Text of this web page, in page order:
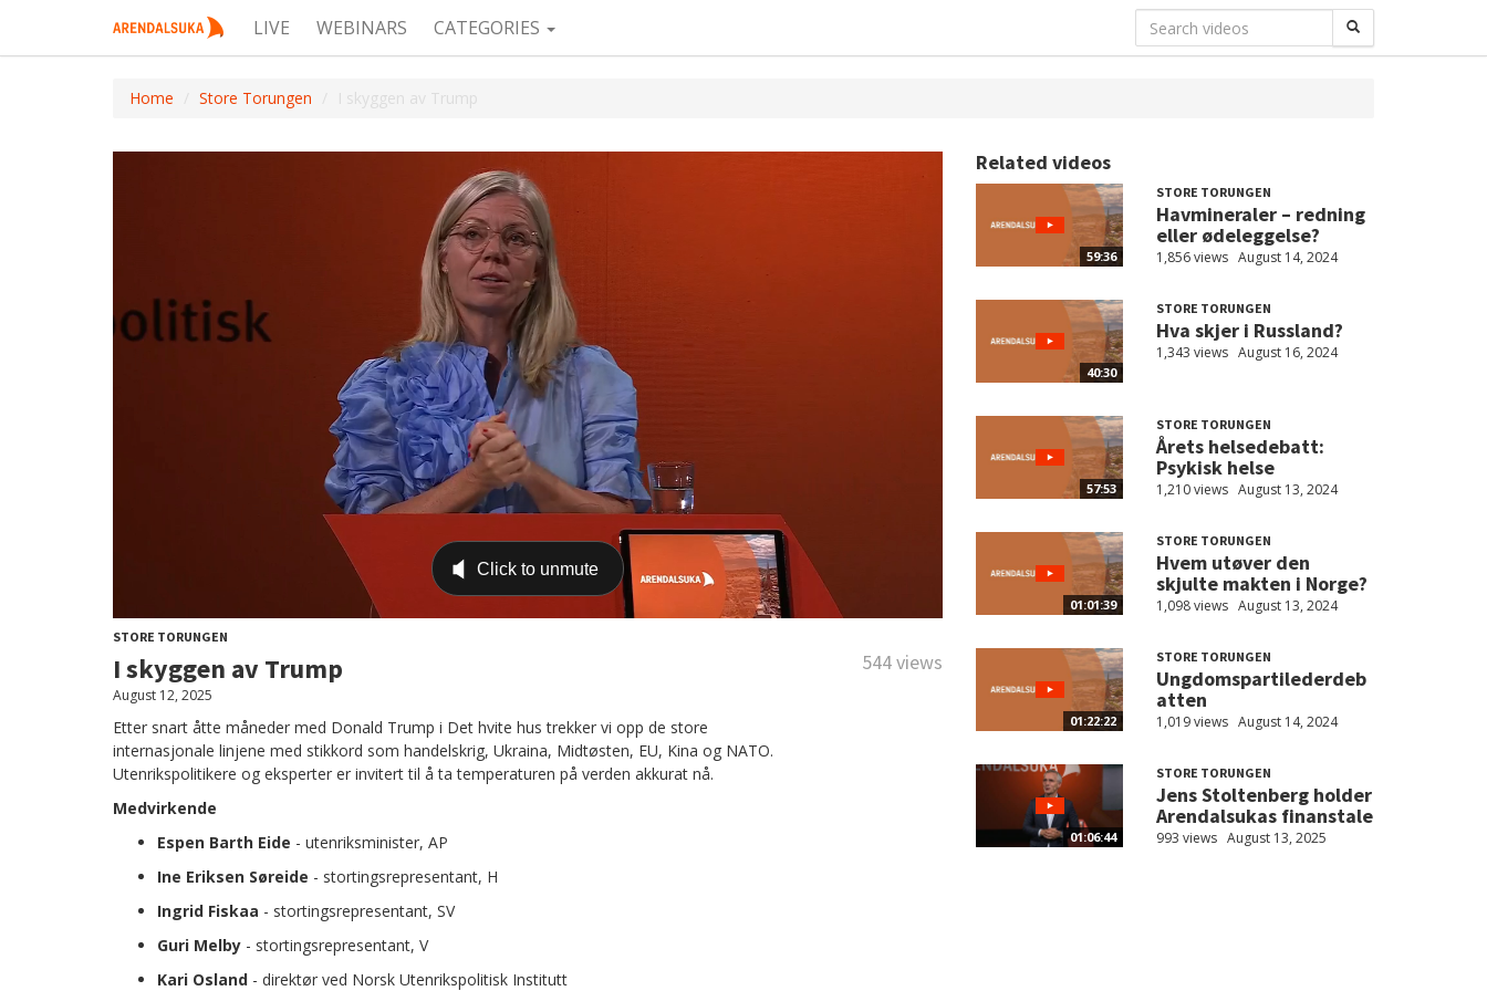
LIVE WEBINARS CATEGORIES
Home Store Torungen I skyggen av Trump
STORE TORUNGEN
I skyggen av Trump 544 views
August 12, 2025
Etter snart åtte måneder med Donald Trump i Det hvite hus trekker vi opp de store
internasjonale linjene med stikkord som handelskrig, Ukraina, Midtøsten, EU, Kina og NATO.
Utenrikspolitikere og eksperter er invitert til å ta temperaturen på verden akkurat nå.
Medvirkende
Espen Barth Eide - utenriksminister, AP
Ine Eriksen Søreide - stortingsrepresentant, H
Ingrid Fiskaa - stortingsrepresentant, SV
Guri Melby - stortingsrepresentant, V
Kari Osland - direktør ved Norsk Utenrikspolitisk Institutt
Related videos
59:36
STORE TORUNGEN
Havmineraler – redning
eller ødeleggelse?
1,856 views August 14, 2024
40:30
STORE TORUNGEN
Hva skjer i Russland?
1,343 views August 16, 2024
57:53
STORE TORUNGEN
Årets helsedebatt:
Psykisk helse
1,210 views August 13, 2024
01:01:39
STORE TORUNGEN
Hvem utøver den
skjulte makten i Norge?
1,098 views August 13, 2024
01:22:22
STORE TORUNGEN
Ungdomspartilederdeb
atten
1,019 views August 14, 2024
01:06:44
STORE TORUNGEN
Jens Stoltenberg holder
Arendalsukas finanstale
993 views August 13, 2025